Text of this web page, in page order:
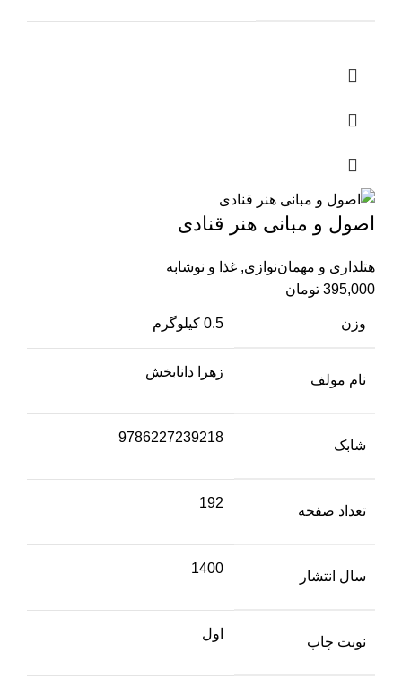
اصول و مبانی هنر قنادی
هتلداری و مهمان‌نوازی, غذا و نوشابه
395,000 تومان
وزن 0.5 کیلوگرم
نام مولف
زهرا دانابخش
شابک
9786227239218
تعداد صفحه
192
سال انتشار
1400
نوبت چاپ
اول